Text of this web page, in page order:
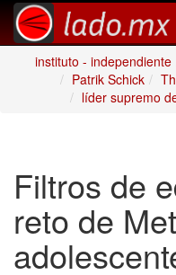
instituto - independiente
Patrik Schick
líder supremo
Filtros de
reto de